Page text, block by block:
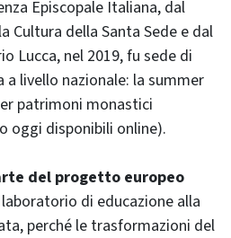
Episcopale Italiana, dal
Cultura della Santa Sede e dal
Lucca, nel 2019, fu sede di
a livello nazionale: la summer
patrimoni monastici
oggi disponibili online).
del progetto europeo
laboratorio di educazione alla
perché le trasformazioni del